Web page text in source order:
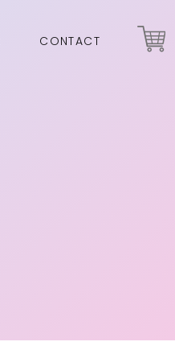
CONTACT